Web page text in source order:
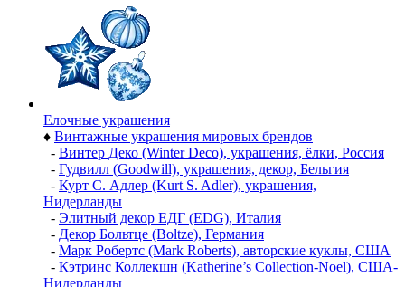
Елочные украшения
♦ Винтажные украшения мировых брендов
- Винтер Деко (Winter Deco), украшения, ёлки, Россия
- Гудвилл (Goodwill), украшения, декор, Бельгия
- Курт С. Адлер (Kurt S. Adler), украшения,
Нидерланды
- Элитный декор ЕДГ (EDG), Италия
- Декор Больтце (Boltze), Германия
- Марк Робертс (Mark Roberts), авторские куклы, США
- Кэтринс Коллекшн (Katherine’s Collection-Noel), США-
Нидерланды